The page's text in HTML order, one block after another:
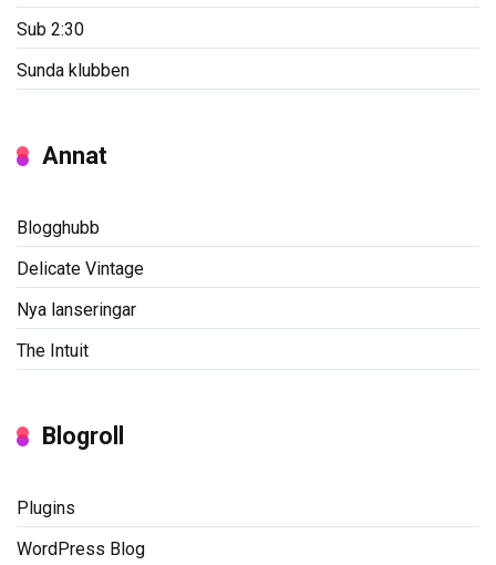
Sub 2:30
Sunda klubben
Annat
Blogghubb
Delicate Vintage
Nya lanseringar
The Intuit
Blogroll
Plugins
WordPress Blog